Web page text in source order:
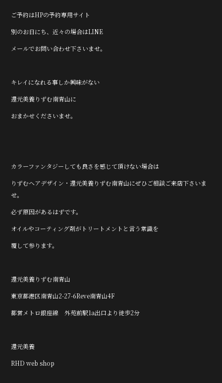
ご予約はHPの予約専用サイト
別のお日にち、近々の場合はLINE
メールでお問い合わせ下さいませ。
キレイになれる事しか興味がない
還元美養りずむ南青山に
おまかせくださいませ。
カラーファンタジーしても良さを感じて頂けない場合は
りずむヘアデザイン・還元美養りずむ南青山にぜひご相談ご来店下さいま
せ。
必ず原因があるはずです。
オイルやコーティング剤がトリートメントと言う常識を
覆して参ります。
還元美養りずむ南青山
東京都港区南青山2-27-6Reve南青山4F
都営メトロ銀座線 外苑前駅1a出口より徒歩2分
還元美養
RHD web shop